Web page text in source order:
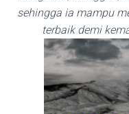
sehingga ia mampu
terbaik demi